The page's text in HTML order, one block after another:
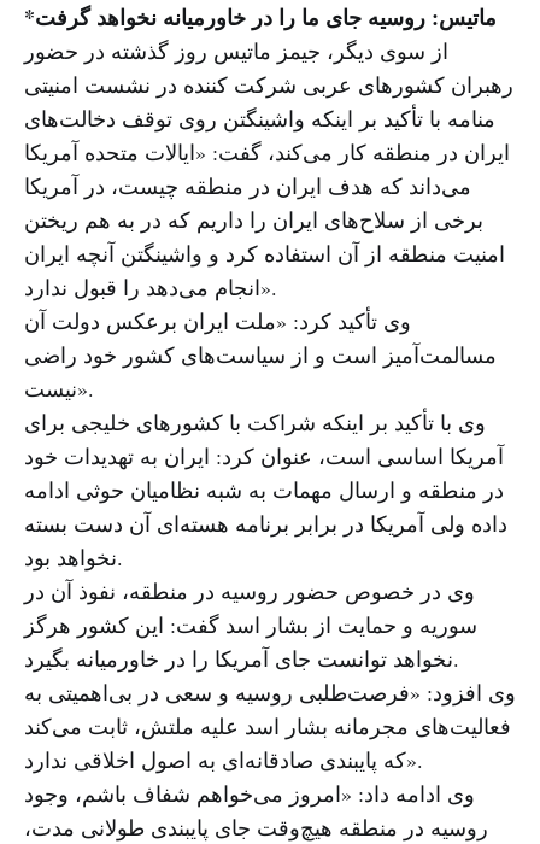
*ماتیس: روسیه جای ما را در خاورمیانه نخواهد گرفت
از سوی دیگر، جیمز ماتیس روز گذشته در حضور
رهبران کشورهای عربی شرکت کننده در نشست امنیتی
منامه با تأکید بر اینکه واشینگتن روی توقف دخالت‌های
ایران در منطقه کار می‌کند، گفت: «ایالات متحده آمریکا
می‌داند که هدف ایران در منطقه چیست، در آمریکا
برخی از سلاح‌های ایران را داریم که در به هم ریختن
امنیت منطقه از آن استفاده کرد و واشینگتن آنچه ایران
انجام می‌دهد را قبول ندارد».
وی تأکید کرد: «ملت ایران برعکس دولت آن
مسالمت‌آمیز است و از سیاست‌های کشور خود راضی
نیست».
وی با تأکید بر اینکه شراکت با کشورهای خلیجی برای
آمریکا اساسی است، عنوان کرد: ایران به تهدیدات خود
در منطقه و ارسال مهمات به شبه نظامیان حوثی ادامه
داده ولی آمریکا در برابر برنامه هسته‌ای آن دست بسته
نخواهد بود.
وی در خصوص حضور روسیه در منطقه، نفوذ آن در
سوریه و حمایت از بشار اسد گفت: این کشور هرگز
نخواهد توانست جای آمریکا را در خاورمیانه بگیرد.
وی افزود: «فرصت‌طلبی روسیه و سعی در بی‌اهمیتی به
فعالیت‌های مجرمانه بشار اسد علیه ملتش، ثابت می‌کند
که پایبندی صادقانه‌ای به اصول اخلاقی ندارد».
وی ادامه داد: «امروز می‌خواهم شفاف باشم، وجود
روسیه در منطقه هیچ‌وقت جای پایبندی طولانی مدت،